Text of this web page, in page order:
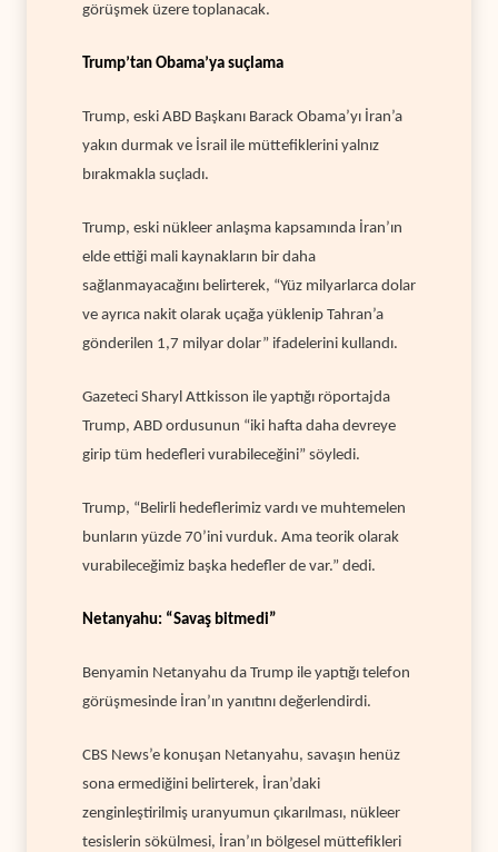
görüşmek üzere toplanacak.
Trump’tan Obama’ya suçlama
Trump, eski ABD Başkanı Barack Obama’yı İran’a
yakın durmak ve İsrail ile müttefiklerini yalnız
bırakmakla suçladı.
Trump, eski nükleer anlaşma kapsamında İran’ın
elde ettiği mali kaynakların bir daha
sağlanmayacağını belirterek, “Yüz milyarlarca dolar
ve ayrıca nakit olarak uçağa yüklenip Tahran’a
gönderilen 1,7 milyar dolar” ifadelerini kullandı.
Gazeteci Sharyl Attkisson ile yaptığı röportajda
Trump, ABD ordusunun “iki hafta daha devreye
girip tüm hedefleri vurabileceğini” söyledi.
Trump, “Belirli hedeflerimiz vardı ve muhtemelen
bunların yüzde 70’ini vurduk. Ama teorik olarak
vurabileceğimiz başka hedefler de var.” dedi.
Netanyahu: “Savaş bitmedi”
Benyamin Netanyahu da Trump ile yaptığı telefon
görüşmesinde İran’ın yanıtını değerlendirdi.
CBS News’e konuşan Netanyahu, savaşın henüz
sona ermediğini belirterek, İran’daki
zenginleştirilmiş uranyumun çıkarılması, nükleer
tesislerin sökülmesi, İran’ın bölgesel müttefikleri